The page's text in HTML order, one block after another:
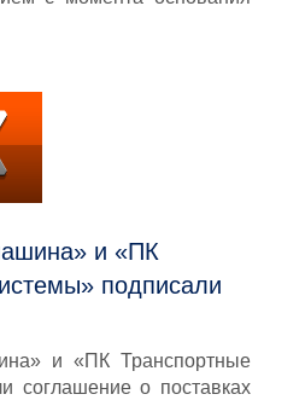
и «ПК
подписали
и «ПК Транспортные
соглашение о поставках